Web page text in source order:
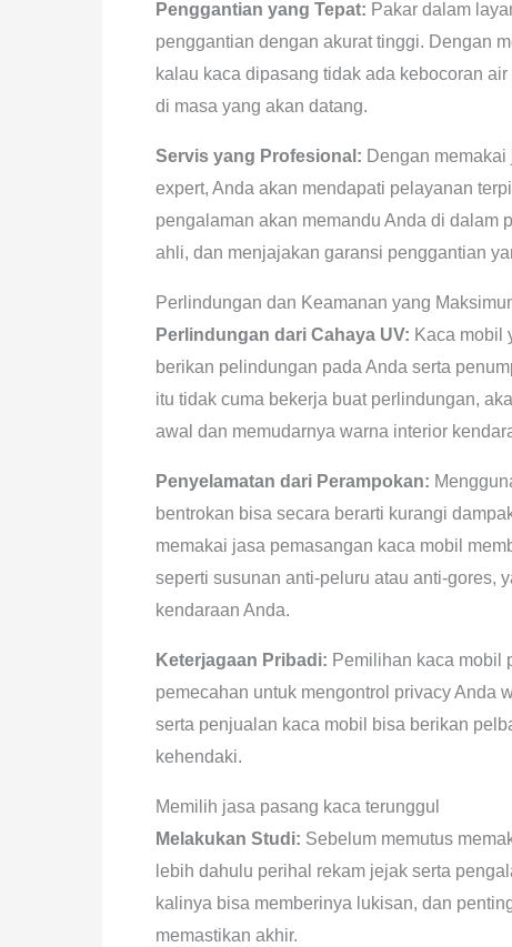
Penggantian yang Tepat: Pakar dalam
penggantian dengan akurat tinggi. Dengan
kalau kaca dipasang tidak ada kebocoran
di masa yang akan datang.
Servis yang Profesional: Dengan
expert, Anda akan mendapati pelayanan
pengalaman akan memandu Anda di dalam
ahli, dan menjajakan garansi penggantian
Perlindungan dan Keamanan yang
Perlindungan dari Cahaya UV: Kaca mobil
berikan pelindungan pada Anda serta
itu tidak cuma bekerja buat perlindungan,
awal dan memudarnya warna interior
Penyelamatan dari Perampokan:
bentrokan bisa secara berarti kurangi
memakai jasa pemasangan kaca mobil
seperti susunan anti-peluru atau anti-gores,
kendaraan Anda.
Keterjagaan Pribadi: Pemilihan kaca mobil
pemecahan untuk mengontrol privacy Anda
serta penjualan kaca mobil bisa berikan
kehendaki.
Memilih jasa pasang kaca terunggul
Melakukan Studi: Sebelum memutus
lebih dahulu perihal rekam jejak serta
kalinya bisa memberinya lukisan, dan
memastikan akhir.